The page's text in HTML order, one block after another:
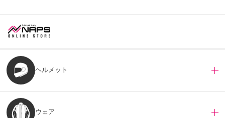
ヘルメット
ウェア